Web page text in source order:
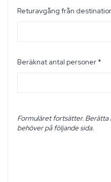
Returavgång från
Beräknat antal personer *
Formuläret fortsätter. Berätta
behöver på följande sida.